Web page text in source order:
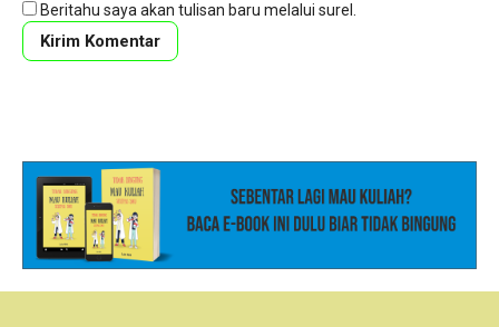
Beritahu saya akan tulisan baru melalui surel.